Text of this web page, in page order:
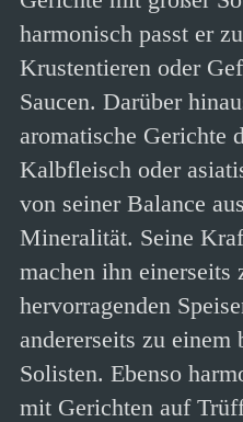
harmonisch passt er
Krustentieren oder
Saucen. Darüber
aromatische Gerichte
Kalbfleisch oder
von seiner Balance
Mineralität. Seine
machen ihn einerseits
hervorragenden
andererseits zu einem
Solisten. Ebenso
mit Gerichten auf